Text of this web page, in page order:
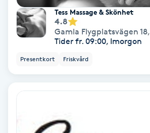
Fransar
Fransborttagning
Fransfärgning
Fransförlängning
Fransförlängning Megavolym
Tess Massage & Skönhet
4.8
Gamla Flygplatsvägen 18,
Tider fr. 09:00, Imorgon
Presentkort Friskvård